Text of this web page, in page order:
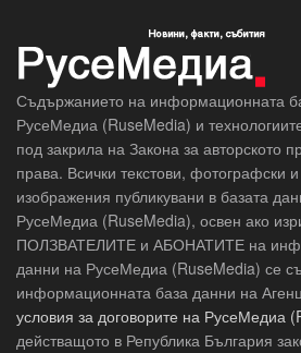
Съдържанието на информационната
РусеМедиа (RuseMedia) и
под закрила на Закона за авторското
права. Всички текстови, фотографски
изображения публикувани в базата
РусеМедиа (RuseMedia), освен ако
ПОЛЗВАТЕЛИТЕ и АБОНАТИТЕ на
данни на РусеМедиа (RuseMedia) се
информационната база данни на
условия за договорите на РусеМедиа
действащото в Република България